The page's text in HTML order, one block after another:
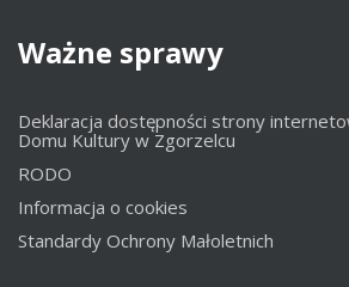
Ważne sprawy
Deklaracja dostępności strony
Domu Kultury w Zgorzelcu
RODO
Informacja o cookies
Standardy Ochrony Małoletnich